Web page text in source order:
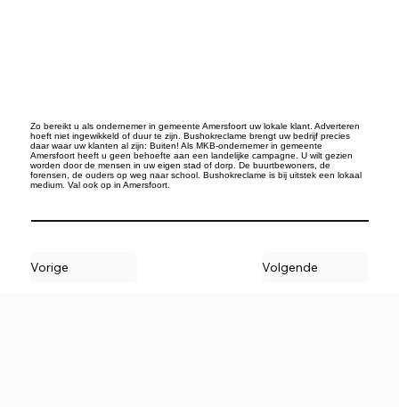
Zo bereikt u als ondernemer in gemeente Amersfoort uw lokale klant. Adverteren
hoeft niet ingewikkeld of duur te zijn. Bushokreclame brengt uw bedrijf precies
daar waar uw klanten al zijn: Buiten! Als MKB-ondernemer in gemeente
Amersfoort heeft u geen behoefte aan een landelijke campagne. U wilt gezien
worden door de mensen in uw eigen stad of dorp. De buurtbewoners, de
forensen, de ouders op weg naar school. Bushokreclame is bij uitstek een lokaal
medium. Val ook op in Amersfoort.
Vorige Volgende